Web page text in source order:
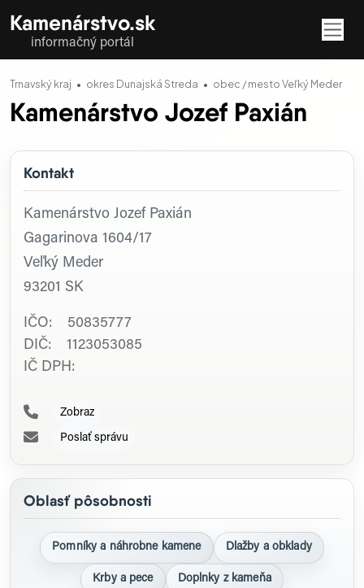
Kamenárstvo.sk
informačný portál
Trnavský kraj okres Dunajská Streda obec / mesto Veľký Meder
Kamenárstvo Jozef Paxián
Kontakt
Kamenárstvo Jozef Paxián
Gagarinova 1604/17
Veľký Meder
93201 SK
IČO: 50835777
DIČ: 1123053085
IČ DPH:
Zobraz
Poslať správu
Oblasť pôsobnosti
Pomníky a náhrobne kamene Dlažby a obklady
Krby a pece Doplnky z kameňa